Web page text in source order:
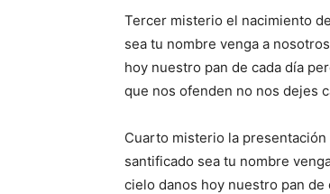
Tercer misterio el nacimiento
sea tu nombre venga a
hoy nuestro pan de cada día
que nos ofenden no nos dejes
Cuarto misterio la
santificado sea tu nombre
cielo danos hoy nuestro pan